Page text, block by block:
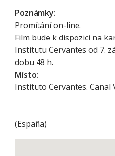
Poznámky:
Promítání on-line.
Film bude k dispozici na
Institutu Cervantes od 7.
dobu 48 h.
Místo:
Instituto Cervantes. Canal
(España)